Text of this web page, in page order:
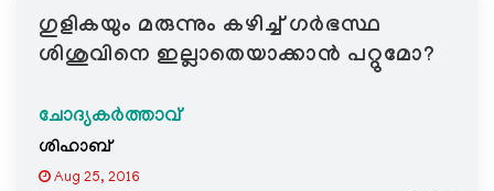
i
g
a
i
o
n
ഗുളികയും മരുന്നും കഴിച്ച് ഗര്‍ഭസ്ഥ
ശിശുവിനെ ഇല്ലാതെയാക്കാൻ പറ്റുമോ?
ചോദ്യകർത്താവ്
ശിഹാബ്
Aug 25, 2016